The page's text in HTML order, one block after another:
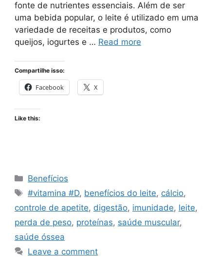
fonte de nutrientes essenciais. Além de ser
uma bebida popular, o leite é utilizado em uma
variedade de receitas e produtos, como
queijos, iogurtes e … Read more
Compartilhe isso:
Facebook X
Like this:
Categories
Benefícios
Tags
#vitamina #D, benefícios do leite, cálcio,
controle de apetite, digestão, imunidade, leite,
perda de peso, proteínas, saúde muscular,
saúde óssea
Leave a comment